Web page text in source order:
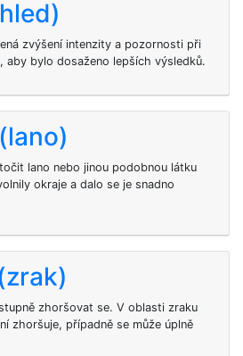
zvýšení intenzity a pozornosti při
aby bylo dosaženo lepších výsledků.
lano nebo jinou podobnou látku
okraje a dalo se je snadno
zhoršovat se. V oblasti zraku
zhoršuje, případně se může úplně